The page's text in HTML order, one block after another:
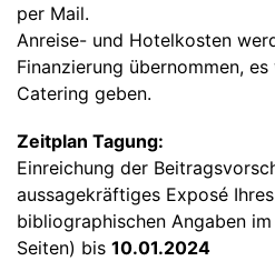
per Mail.
Anreise- und Hotelkosten
Finanzierung übernommen,
Catering geben.
Zeitplan Tagung:
Einreichung der
aussagekräftiges Exposé
bibliographischen Angaben
Seiten) bis 10.01.2024